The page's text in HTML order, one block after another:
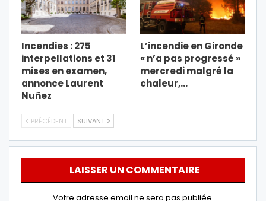
Incendies : 275
interpellations et 31
mises en examen,
annonce Laurent
Nuñez
L’incendie en Gironde
« n’a pas progressé »
mercredi malgré la
chaleur,…
PRÉCÉDENT SUIVANT
LAISSER UN COMMENTAIRE
Votre adresse email ne sera pas publiée.